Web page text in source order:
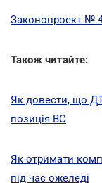
Законопроект №
Також читайте:
Як довести, що
позиція ВС
Як отримати
під час ожеледі